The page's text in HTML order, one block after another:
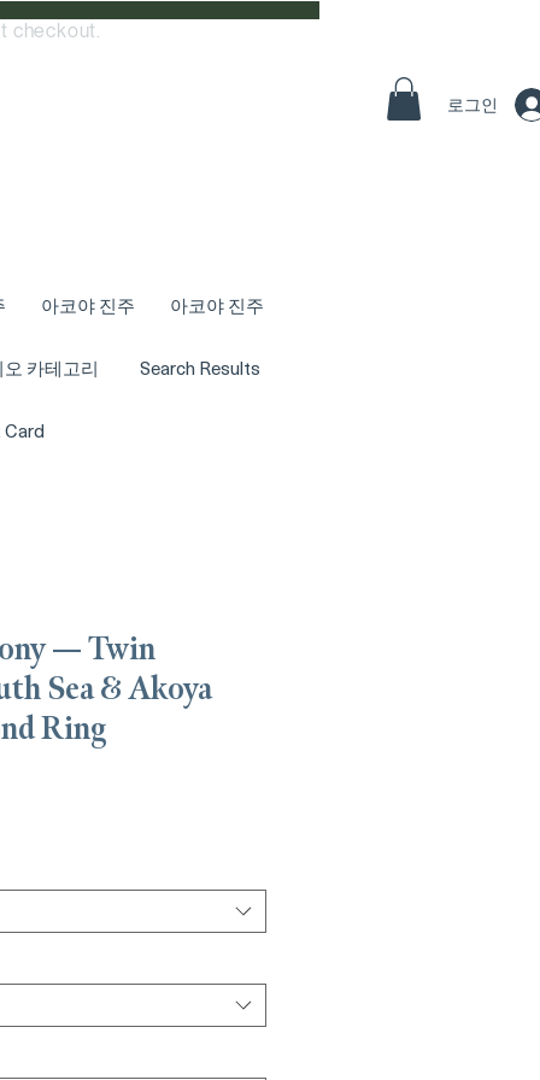
checkout.
로그인
아코야 진주 아코야 진주
카테고리 Search Results
— Twin
Sea & Akoya
Ring